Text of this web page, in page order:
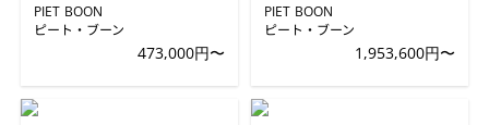
PIET BOON
ピート・ブーン
473,000円〜
PIET BOON
ピート・ブーン
1,953,600円〜